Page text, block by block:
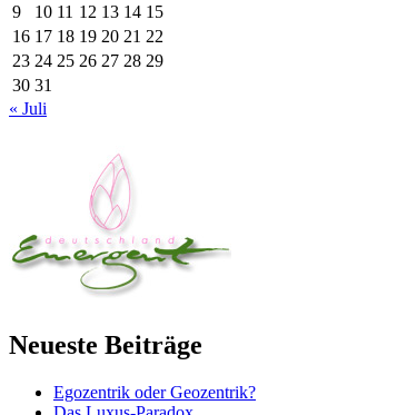
9
10 11 12 13 14 15
16 17 18 19 20 21 22
23 24 25 26 27 28 29
30 31
« Juli
Neueste Beiträge
Egozentrik oder Geozentrik?